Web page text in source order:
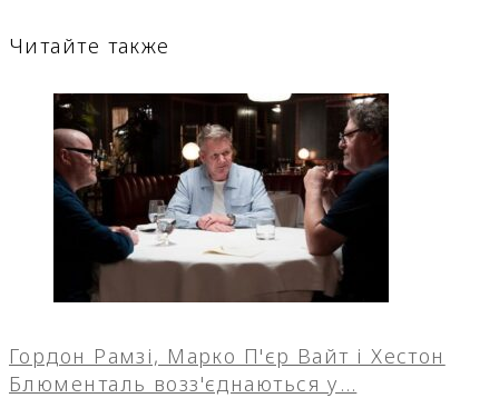
Читайте также
Гордон Рамзі, Марко П'єр Вайт і Хестон
Блюменталь возз'єднаються у…